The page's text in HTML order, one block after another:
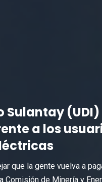
Sulantay
a los
que la gente vuelva a
Comisión de Minería y